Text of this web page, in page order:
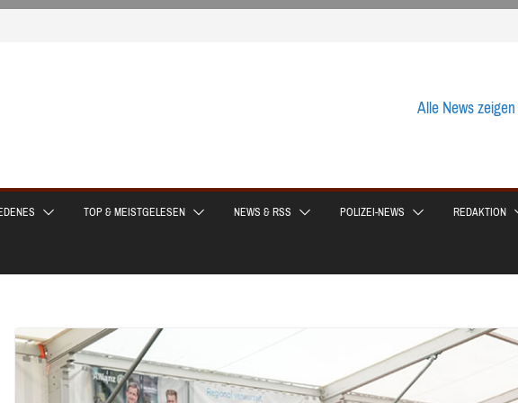
Alle News zeigen
TOP & MEISTGELESEN NEWS & RSS POLIZEI-NEWS REDAKTION